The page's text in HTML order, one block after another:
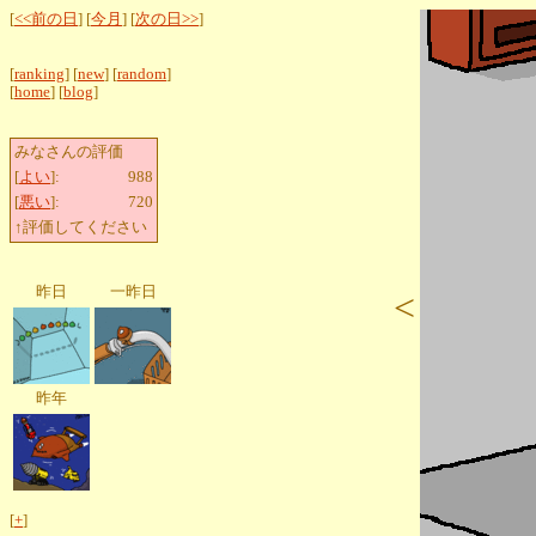
[<<前の日 ] [今月 ] [次の日>>]
[ranking] [new] [random]
[home] [blog]
みなさんの評価
[よい]:
988
[悪い]:
720
↑評価してください
昨日 一昨日
昨年
[+]
<